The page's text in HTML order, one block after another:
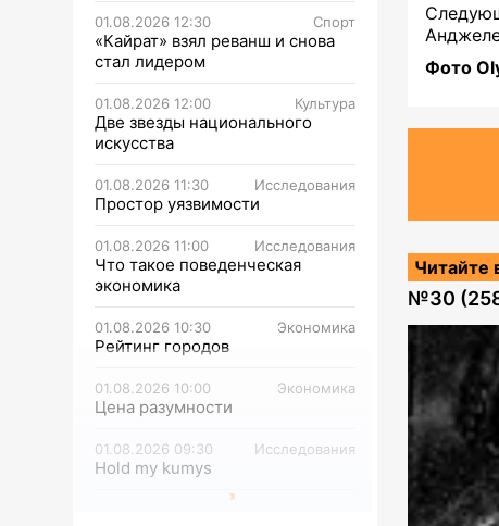
01.08.2026 12:30 Спорт
«Кайрат» взял реванш и снова
стал лидером
01.08.2026 12:00 Культура
Две звезды национального
искусства
01.08.2026 11:30 Исследования
Простор уязвимости
01.08.2026 11:00 Исследования
Что такое поведенческая
экономика
01.08.2026 10:30 Экономика
Рейтинг городов
01.08.2026 10:00 Экономика
Цена разумности
01.08.2026 09:30 Исследования
Hold my kumys
Фото
Читайте
№30